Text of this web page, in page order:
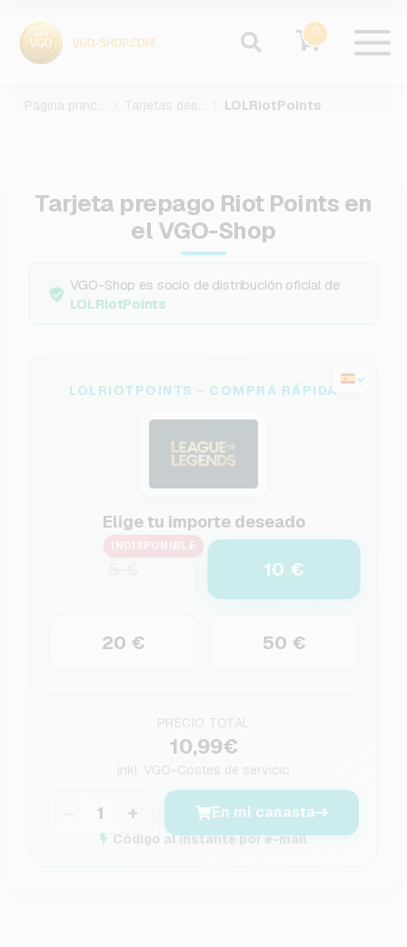
0
Página principal Tarjetas des juegos LOLRiotPoints
Tarjeta prepago Riot Points en
el VGO-Shop
VGO-Shop es socio de distribución oficial de
LOLRiotPoints
LOLRIOTPOINTS - COMPRA RÁPIDA
Elige tu importe deseado
INDISPONIBLE
10 €
20 € 50 €
PRECIO TOTAL
10,99€
inkl. VGO-Costes de servicio
+ En mi canasta
Código al instante por e-mail